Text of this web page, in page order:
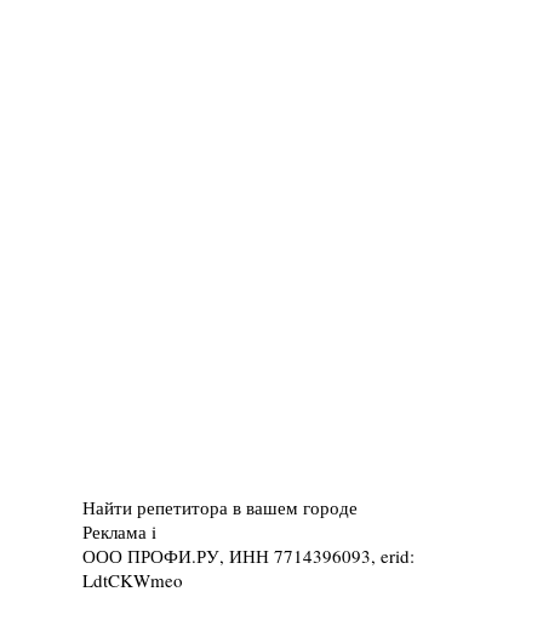
Найти репетитора в вашем городе
Реклама i
ООО ПРОФИ.РУ, ИНН 7714396093, erid:
LdtCKWmeo